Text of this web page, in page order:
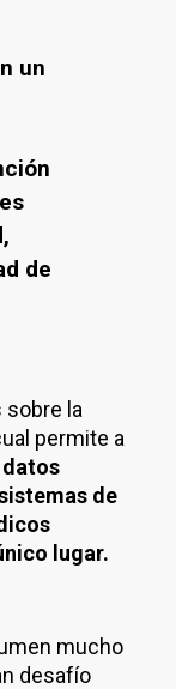
un
de
la
permite a
de
lugar.
mucho
desafío